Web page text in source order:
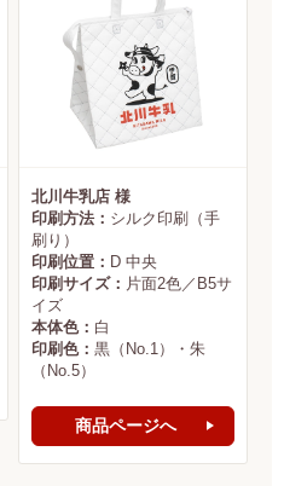
北川牛乳店 様
印刷方法： シルク印刷（手
刷り）
印刷位置： D 中央
印刷サイズ： 片面2色／B5サ
イズ
本体色： 白
印刷色： 黒（No.1）・朱
（No.5）
商品ページへ